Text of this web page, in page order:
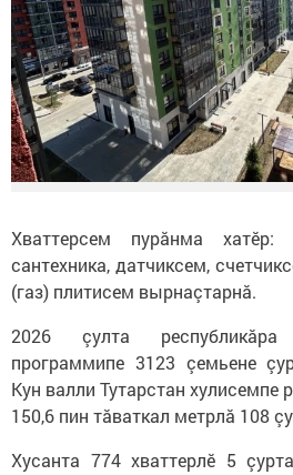
Хваттерсем пурăнма
сантехника, датчиксем,
(газ) плитисем вырнаçтарнă.
2026 çулта
программипе 3123 çемьене
Кун валли Тутарстан хулисемпе
150,6 пин тăваткал метрлă 108
Хусанта 774 хваттерлӗ 5